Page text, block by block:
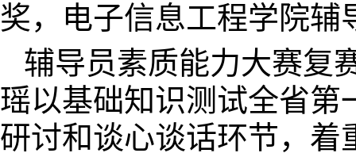
奖，电子信息工程学院
辅导员素质能力大赛复
瑶以基础知识测试全省第
研讨和谈心谈话环节，着